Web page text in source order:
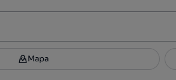
Filtros 2
Mapa